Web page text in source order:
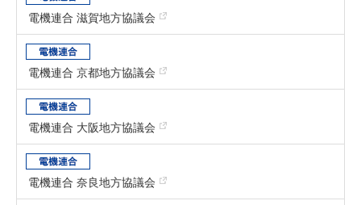
電機連合 滋賀地方協議会
電機連合 京都地方協議会
電機連合 大阪地方協議会
電機連合 奈良地方協議会